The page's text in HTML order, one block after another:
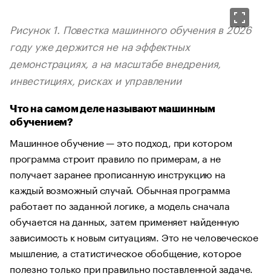
Рисунок 1. Повестка машинного обучения в 2026
году уже держится не на эффектных
демонстрациях, а на масштабе внедрения,
инвестициях, рисках и управлении
Что на самом деле называют машинным
обучением?
Машинное обучение — это подход, при котором
программа строит правило по примерам, а не
получает заранее прописанную инструкцию на
каждый возможный случай. Обычная программа
работает по заданной логике, а модель сначала
обучается на данных, затем применяет найденную
зависимость к новым ситуациям. Это не человеческое
мышление, а статистическое обобщение, которое
полезно только при правильно поставленной задаче.